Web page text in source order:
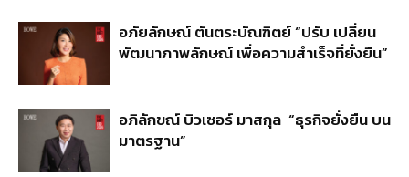
อภัยลักษณ์ ตันตระบัณฑิตย์ “ปรับ เปลี่ยน
พัฒนาภาพลักษณ์ เพื่อความสำเร็จที่ยั่งยืน”
อภิลักขณ์ บิวเซอร์ มาสกุล “ธุรกิจยั่งยืน บน
มาตรฐาน”